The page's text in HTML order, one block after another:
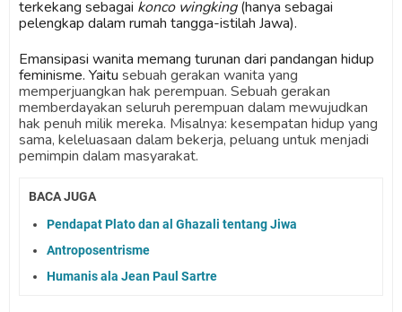
terkekang sebagai konco wingking(hanya sebagai
pelengkap dalam rumah tangga-istilah Jawa).
Emansipasi wanita memang turunan dari pandangan hidup
feminisme. Yaitu sebuah gerakan wanita yang
memperjuangkan hak perempuan. Sebuah gerakan
memberdayakan seluruh perempuan dalam mewujudkan
hak penuh milik mereka. Misalnya: kesempatan hidup yang
sama, keleluasaan dalam bekerja, peluang untuk menjadi
pemimpin dalam masyarakat.
BACA JUGA
Pendapat Plato dan al Ghazali tentang Jiwa
Antroposentrisme
Humanis ala Jean Paul Sartre